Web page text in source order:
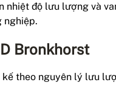
nhiệt độ lưu lượng và
nghiệp.
Bronkhorst
theo nguyên lý lưu